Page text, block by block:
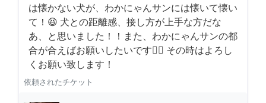
は懐かない犬が、わかにゃんサンには懐いて懐い
て！😆 犬との距離感、接し方が上手な方だな
あ、と思いました！！また、わかにゃんサンの都
合が合えばお願いしたいです🙇‍♂️ その時はよろし
くお願い致します！
依頼されたチケット